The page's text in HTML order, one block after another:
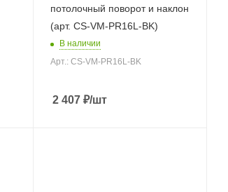
потолочный поворот и наклон
(арт. CS-VM-PR16L-BK)
В наличии
Арт.: CS-VM-PR16L-BK
2 407₽/шт